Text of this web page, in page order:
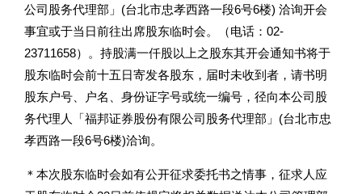
公司股务代理部」(台北市忠孝西路一段6号6楼) 洽询开会
事宜或于当日前往出席股东临时会。（电话：02-
23711658）。持股满一仟股以上之股东其开会通知书将于
股东临时会前十五日寄发各股东，届时未收到者，请书明
股东户号、户名、身份证字号或统一编号，径向本公司股
务代理人「福邦证券股份有限公司股务代理部」(台北市忠
孝西路一段6号6楼)洽询。
＊本次股东临时会如有公开征求委托书之情事，征求人应